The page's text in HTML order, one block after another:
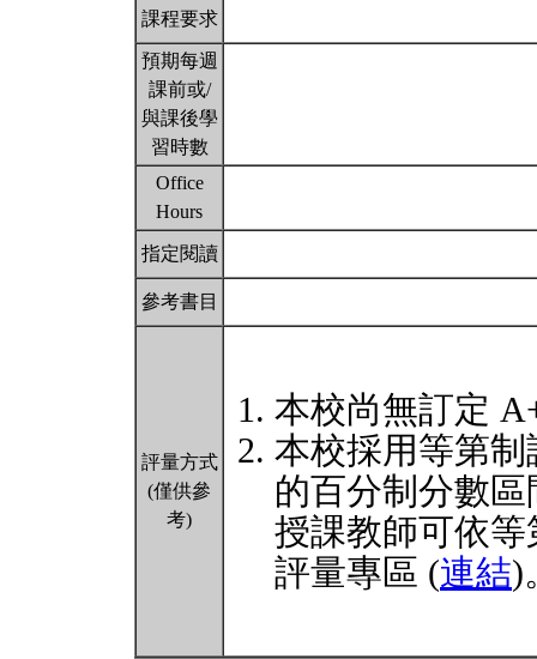
課程要求
預期每週
課前或/
與課後學
習時數
Office
Hours
指定閱讀
參考書目
評量方式
(僅供參
考)
本校尚無訂定
本校採用等第
的百分制分數
授課教師可依
評量專區 (連結)